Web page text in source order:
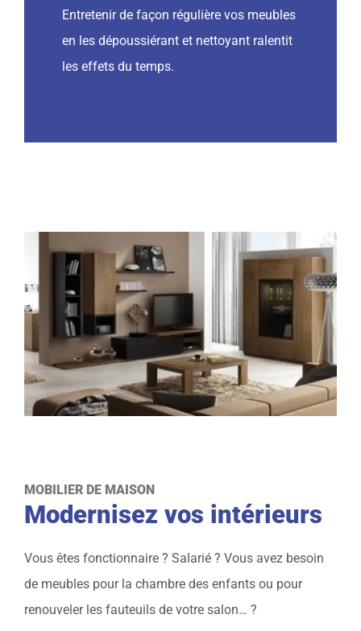
Entretenir de façon régulière vos meubles
en les dépoussiérant et nettoyant ralentit
les effets du temps.
MOBILIER DE MAISON
Modernisez vos intérieurs
Vous êtes fonctionnaire ? Salarié ? Vous avez besoin
de meubles pour la chambre des enfants ou pour
renouveler les fauteuils de votre salon… ?